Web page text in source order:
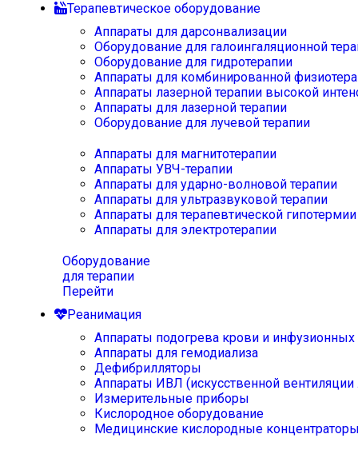
Терапевтическое оборудование
Аппараты для дарсонвализации
Оборудование для галоингаляционной
Оборудование для гидротерапии
Аппараты для комбинированной
Аппараты лазерной терапии высокой
Аппараты для лазерной терапии
Оборудование для лучевой терапии
Аппараты для магнитотерапии
Аппараты УВЧ-терапии
Аппараты для ударно-волновой терапии
Аппараты для ультразвуковой терапии
Аппараты для терапевтической
Аппараты для электротерапии
Оборудование
для терапии
Перейти
Реанимация
Аппараты подогрева крови и инфузионных
Аппараты для гемодиализа
Дефибрилляторы
Аппараты ИВЛ (искусственной вентиляции
Измерительные приборы
Кислородное оборудование
Медицинские кислородные